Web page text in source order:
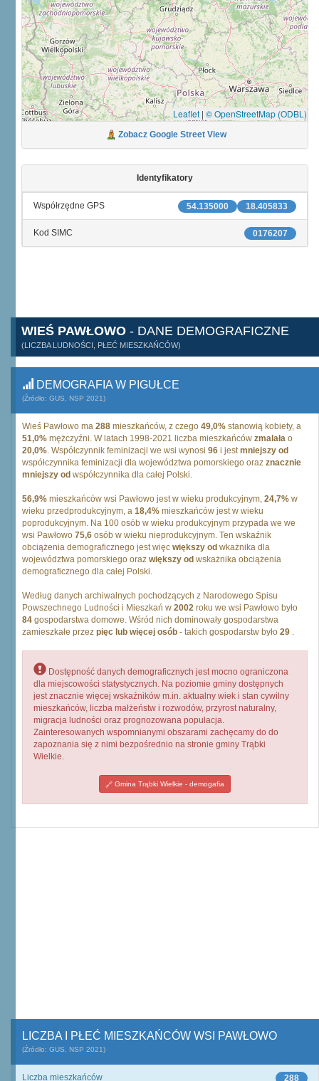
Leaflet | © OpenStreetMap (ODBL)
Zobacz Google Street View
Identyfikatory
18.405833
54.135000
Współrzędne GPS
0176207
Kod SIMC
WIEŚ PAWŁOWO - DANE DEMOGRAFICZNE
(LICZBA LUDNOŚCI, PŁEĆ MIESZKAŃCÓW)
DEMOGRAFIA W PIGUŁCE
(Źródło: GUS, NSP 2021)
Wieś Pawłowo ma 288 mieszkańców, z czego 49,0% stanowią kobiety, a
51,0% mężczyźni. W latach 1998-2021 liczba mieszkańców zmalała o
20,0%. Współczynnik feminizacji we wsi wynosi 96 i jestmniejszy od
współczynnika feminizacji dla województwa pomorskiego oraz znacznie
mniejszy od współczynnika dla całej Polski.
56,9% mieszkańców wsi Pawłowo jest w wieku produkcyjnym, 24,7% w
wieku przedprodukcyjnym, a 18,4% mieszkańców jest w wieku
poprodukcyjnym. Na 100 osób w wieku produkcyjnym przypada we we
wsi Pawłowo 75,6 osób w wieku nieprodukcyjnym. Ten wskaźnik
obciążenia demograficznego jest więc większy od wkażnika dla
województwa pomorskiego oraz większy od wskażnika obciążenia
demograficznego dla całej Polski.
Według danych archiwalnych pochodzących z Narodowego Spisu
Powszechnego Ludności i Mieszkań w 2002 roku we wsi Pawłowo było
84 gospodarstwa domowe. Wśród nich dominowały gospodarstwa
zamieszkałe przez pięc lub więcej osób - takich gospodarstw było 29 .
Dostępność danych demograficznych jest mocno ograniczona
dla miejscowości statystycznych. Na poziomie gminy dostępnych
jest znacznie więcej wskaźników m.in. aktualny wiek i stan cywilny
mieszkańców, liczba małżeństw i rozwodów, przyrost naturalny,
migracja ludności oraz prognozowana populacja.
Zainteresowanych wspomnianymi obszarami zachęcamy do do
zapoznania się z nimi bezpośrednio na stronie gminy Trąbki
Wielkie.
Gmina Trąbki Wielkie - demogafia
LICZBA I PŁEĆ MIESZKAŃCÓW WSI PAWŁOWO
(Źródło: GUS, NSP 2021)
288
Liczba mieszkańców